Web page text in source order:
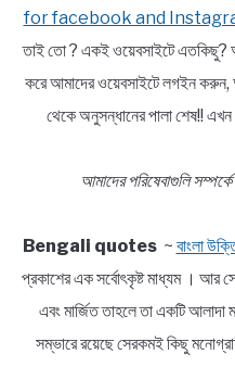
for facebook and
তাই তো ? একই ওয়েবসাইটে এতকিছু?
করে আমাদের ওয়েবসাইটে লগইন করুন,
থেকে অনুসন্ধানের পালা শেষ!!
আমাদের পরিষেবাগুলি
Bengali quotes~ বাংলা
প্রকাশের এক সর্বোৎকৃষ্ট মাধ্যম । আর
এবং মার্জিত তাহলে তা একটি আলাদা
সম্ভারে রয়েছে সেরকমই কিছু